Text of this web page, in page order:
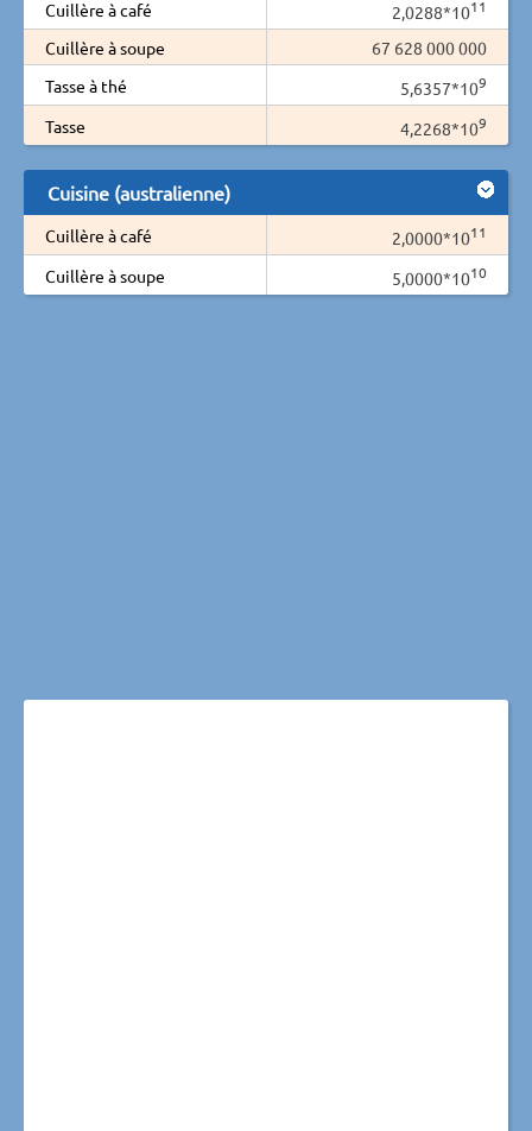
Cuillère à café 2,0288*1011
Cuillère à soupe
67 628 000 000
Tasse à thé
5,6357*109
Tasse 4,2268*109
Cuisine (australienne)
Cuillère à café 2,0000*1011
Cuillère à soupe 5,0000*1010